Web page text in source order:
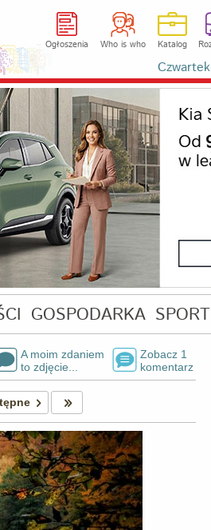
Ogłoszenia Who is who Katalog
GOSPODARKA SPORT
A moim zdaniem
to zdjęcie...
Zobacz 1
komentarz